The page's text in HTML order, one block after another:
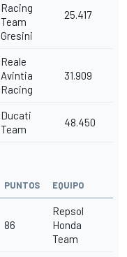
Racing
Team
Gresini
25.417
Reale
Avintia
Racing
31.909
Ducati
Team
48.450
PUNTOS EQUIPO
86
Repsol
Honda
Team